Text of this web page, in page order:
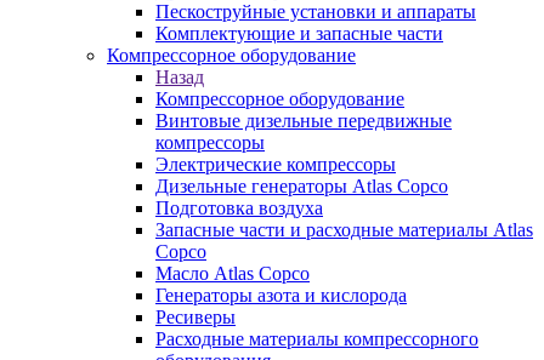
Пескоструйные установки и аппараты
Комплектующие и запасные части
Компрессорное оборудование
Назад
Компрессорное оборудование
Винтовые дизельные передвижные
компрессоры
Электрические компрессоры
Дизельные генераторы Atlas Copco
Подготовка воздуха
Запасные части и расходные материалы Atlas
Copco
Масло Atlas Copco
Генераторы азота и кислорода
Ресиверы
Расходные материалы компрессорного